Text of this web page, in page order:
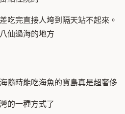
吃完直接人垮到隔天站不起來。
仙過海的地方
隨時能吃海魚的寶島真是超奢侈
的一種方式了